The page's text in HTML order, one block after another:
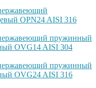
OPN24 AISI 316
пружинный
OVG14 AISI 304
пружинный
OVG24 AISI 316